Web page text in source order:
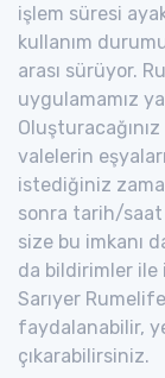
işlem süresi
kullanım
arası sürüyor.
uygulamamız
valelerin
istediğiniz
sonra tarih/saat
size bu imkanı
da bildirimler
Sarıyer
faydalanabilir,
çıkarabilirsiniz.